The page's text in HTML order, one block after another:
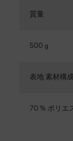
質量
500 g
表地 素材構
70 % ポリエ